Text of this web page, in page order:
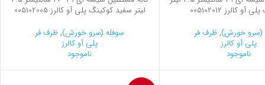
کالرز 005102012
(سرو خورش),ظرف فر
پلی آو کالرز
ناموجود
لیتر سفید کوکینگ پلی آو کالرز 005102005
سوفله (سرو خورش),ظرف فر
پلی آو کالرز
ناموجود